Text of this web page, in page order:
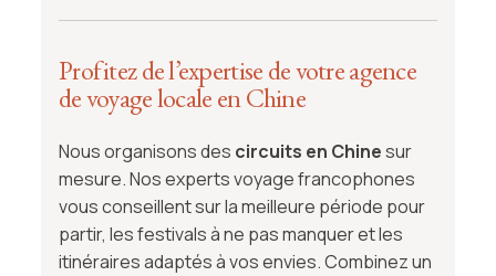
Profitez de l’expertise de votre agence
de voyage locale en Chine
Nous organisons des circuits en Chinesur
mesure. Nos experts voyage francophones
vous conseillent sur la meilleure période pour
partir, les festivals à ne pas manquer et les
itinéraires adaptés à vos envies. Combinez un